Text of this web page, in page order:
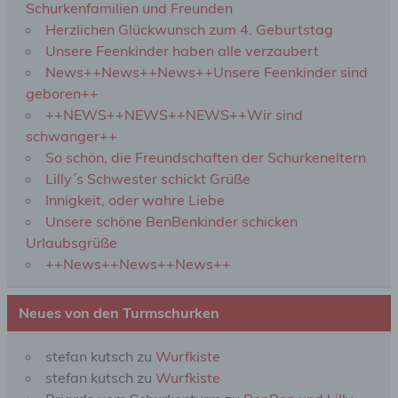
Schurkenfamilien und Freunden
Herzlichen Glückwunsch zum 4. Geburtstag
Unsere Feenkinder haben alle verzaubert
News++News++News++Unsere Feenkinder sind
geboren++
++NEWS++NEWS++NEWS++Wir sind
schwanger++
So schön, die Freundschaften der Schurkeneltern
Lilly´s Schwester schickt Grüße
Innigkeit, oder wahre Liebe
Unsere schöne BenBenkinder schicken
Urlaubsgrüße
++News++News++News++
Neues von den Turmschurken
stefan kutsch zu Wurfkiste
stefan kutsch zu Wurfkiste
verwendet werden, um bestimmte persönliche
Aspekte, die sich auf eine natürliche Person
beziehen, zu bewerten, insbesondere, um Aspekte
bezüglich Arbeitsleistung, wirtschaftlicher Lage,
Gesundheit, persönlicher Vorlieben, Interessen,
Zuverlässigkeit, Verhalten, Aufenthaltsort oder
analysieren oder vorherzusagen.
f) Pseudonymisierung
Pseudonymisierung ist die Verarbeitung
welche die personenbezogenen Daten ohne
Hinzuziehung zusätzlicher Informationen nicht
zugeordnet werden können, sofern diese
zusätzlichen Informationen gesondert aufbewahrt
werden und technischen und organisatorischen
die personenbezogenen Daten nicht einer
identifizierten oder identifizierbaren natürlichen
Person zugewiesen werden.